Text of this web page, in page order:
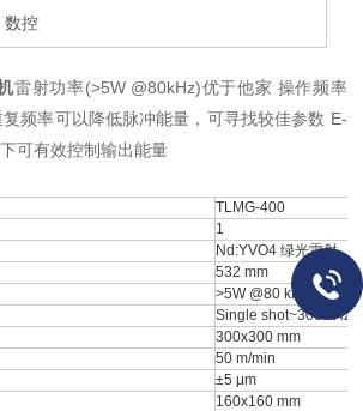
数控
雷射功率(>5W @80kHz)优于他家 操作频率
频率可以降低脉冲能量，可寻找较佳参数 E-
可有效控制输出能量
TLMG-400
1
Nd:YVO4 绿光雷射
532 mm
>5W @80 kHz W
Single shot~300 kHz
300x300 mm
50 m/min
±5 μm
160x160 mm